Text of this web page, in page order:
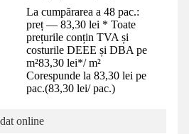
La cumpărarea a 48 pac.:
preț — 83,30 lei * Toate
prețurile conțin TVA și
costurile DEEE și DBA pe
m²83,30 lei*/ m²
Corespunde la 83,30 lei pe
pac.(83,30 lei/ pac.)
online